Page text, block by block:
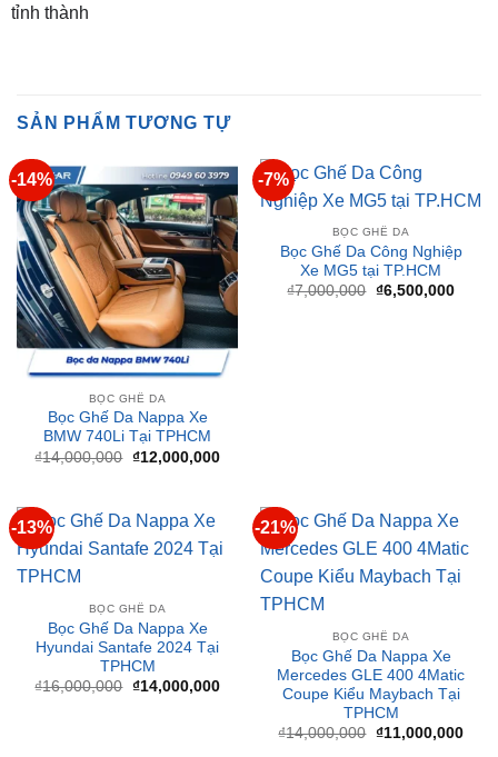
-14%
BỌC GHẾ DA
Bọc Ghế Da Nappa Xe
BMW 740Li Tại TPHCM
14,000,000 Giá
gốc
là:
₫14,000,000.
₫12,000,000
₫12,000,000.
BỌC GHẾ DA
Bọc Ghế Da Công Nghiệp
Xe MG5 tại TP.HCM
7,000,000 Giá
gốc
là:
₫7,000,000.
₫6,500,000
hiện
tại
BỌC GHẾ DA
Bọc Ghế Da Nappa Xe
TPHCM
16,000,000 Giá
gốc
là:
₫16,000,000.
₫ 14,000,000
hiện
tại
₫14,000,000.
BỌC GHẾ DA
Bọc Ghế Da Nappa Xe
Coupe Kiểu Maybach Tại
TPHCM
₫14,000,000 Giá
gốc
là:
₫14,000,000.
₫ 11,000,000Giá